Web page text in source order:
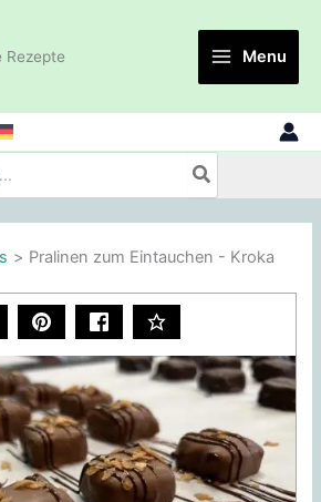
Rezepte Menu
Pralinen zum Eintauchen - Kroka